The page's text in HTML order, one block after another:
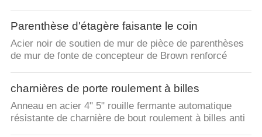
Parenthèse d'étagère faisante le coin
Acier noir de soutien de mur de pièce de parenthèses
de mur de fonte de concepteur de Brown renforcé
charnières de porte roulement à billes
Anneau en acier 4" 5" rouille fermante automatique
résistante de charnière de bout roulement à billes anti